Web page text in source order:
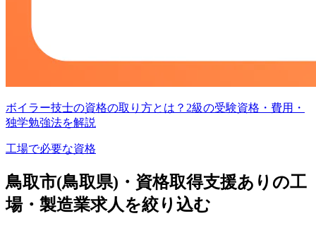
ボイラー技士の資格の取り方とは？2級の受験資格・費用・
独学勉強法を解説
工場で必要な資格
鳥取市(鳥取県)・資格取得支援ありの工
場・製造業求人を絞り込む